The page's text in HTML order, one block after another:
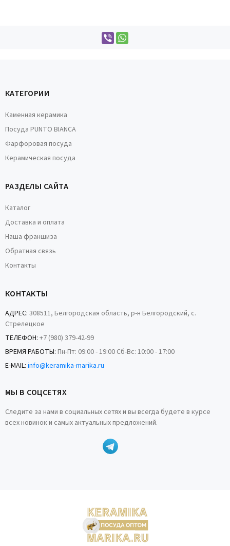
КАТЕГОРИИ
Каменная керамика
Посуда PUNTO BIANCA
Фарфоровая посуда
Керамическая посуда
РАЗДЕЛЫ САЙТА
Каталог
Доставка и оплата
Наша франшиза
Обратная связь
Контакты
КОНТАКТЫ
АДРЕС: 308511, Белгородская область, р-н Белгородский, с.
Стрелецкое
ТЕЛЕФОН: +7 (980) 379-42-99
ВРЕМЯ РАБОТЫ: Пн-Пт: 09:00 - 19:00 Сб-Вс: 10:00 - 17:00
E-MAIL: info@keramika-marika.ru
МЫ В СОЦСЕТЯХ
Следите за нами в социальных сетях и вы всегда будете в курсе
всех новинок и самых актуальных предложений.